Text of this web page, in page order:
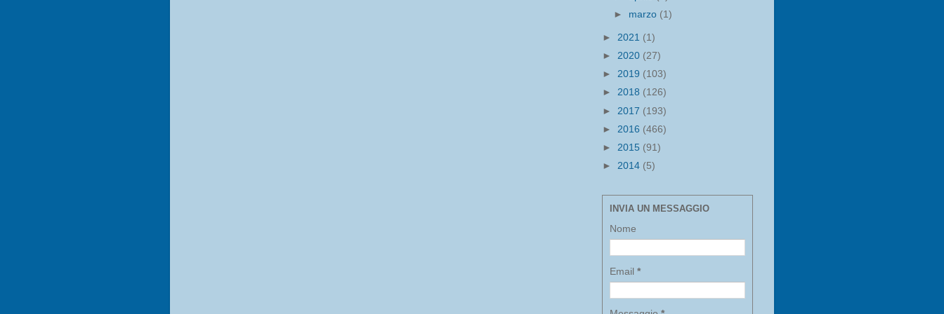
► marzo (1)
► 2021 (1)
► 2020 (27)
► 2019 (103)
► 2018 (126)
► 2017 (193)
► 2016 (466)
► 2015 (91)
► 2014 (5)
INVIA UN MESSAGGIO
Nome
Email *